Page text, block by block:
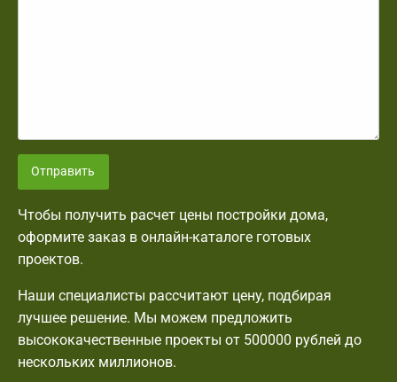
Отправить
Чтобы получить расчет цены постройки дома,
оформите заказ в онлайн-каталоге готовых
проектов.
Наши специалисты рассчитают цену, подбирая
лучшее решение. Мы можем предложить
высококачественные проекты от 500000 рублей до
нескольких миллионов.